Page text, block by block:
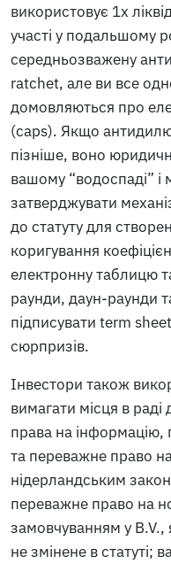
використовує 1x
участі у подальшому
середньозважену
ratchet, але ви все
домовляються про
(caps). Якщо
пізніше, воно
вашому “водоспаді”
затверджувати
до статуту для
коригування
електронну таблицю
раунди, даун-раунди
підписувати term
сюрпризів.
Інвестори також
вимагати місця в раді
права на інформацію,
та переважне право
нідерландським
переважне право на
замовчуванням у
не змінене в статуті;